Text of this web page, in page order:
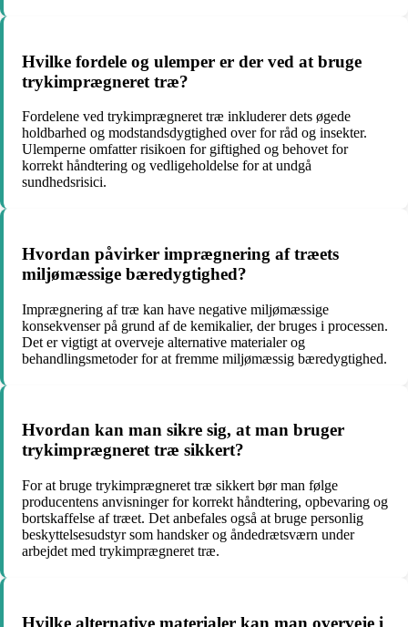
Hvilke fordele og ulemper er der ved at bruge
trykimprægneret træ?
Fordelene ved trykimprægneret træ inkluderer dets øgede
holdbarhed og modstandsdygtighed over for råd og insekter.
Ulemperne omfatter risikoen for giftighed og behovet for
korrekt håndtering og vedligeholdelse for at undgå
sundhedsrisici.
Hvordan påvirker imprægnering af træets
miljømæssige bæredygtighed?
Imprægnering af træ kan have negative miljømæssige
konsekvenser på grund af de kemikalier, der bruges i processen.
Det er vigtigt at overveje alternative materialer og
behandlingsmetoder for at fremme miljømæssig bæredygtighed.
Hvordan kan man sikre sig, at man bruger
trykimprægneret træ sikkert?
For at bruge trykimprægneret træ sikkert bør man følge
producentens anvisninger for korrekt håndtering, opbevaring og
bortskaffelse af træet. Det anbefales også at bruge personlig
beskyttelsesudstyr som handsker og åndedrætsværn under
arbejdet med trykimprægneret træ.
Hvilke alternative materialer kan man overveje i